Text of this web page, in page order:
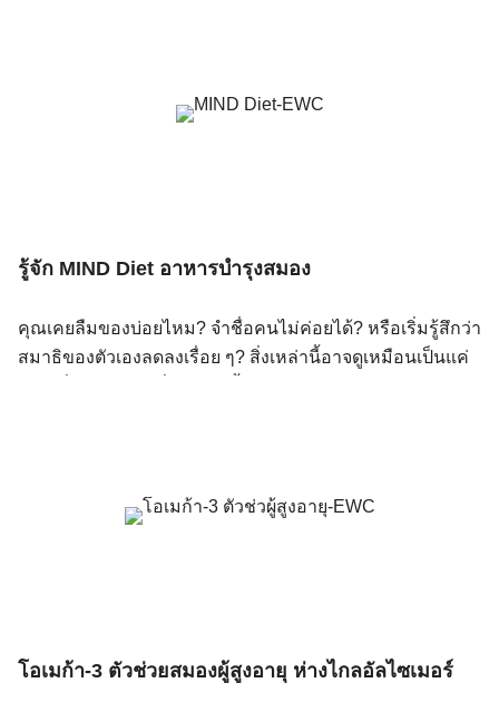
รู้จัก MIND Diet อาหารบำรุงสมอง
คุณเคยลืมของบ่อยไหม? จำชื่อคนไม่ค่อยได้? หรือเริ่มรู้สึกว่า
สมาธิของตัวเองลดลงเรื่อย ๆ? สิ่งเหล่านี้อาจดูเหมือนเป็นแค่
เกิดโรคสมองเสื่อมและโรคอัลไซเมอร์ ซึ่งเป็นปัญหาสุขภาพ
ที่พบได้มากขึ้นในผู้สูงอายุ และมีแนวโน้มเพิ่มขึ้นอย่างต่อ
แม้ว่าในปัจจุบันยังไม่มียารักษาโรคอัลไซเมอร์ให้หายขาดได้
โอเมก้า-3 ตัวช่วยสมองผู้สูงอายุ ห่างไกลอัลไซเมอร์